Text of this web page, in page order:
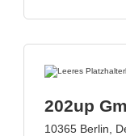
202up
10365 Berlin,